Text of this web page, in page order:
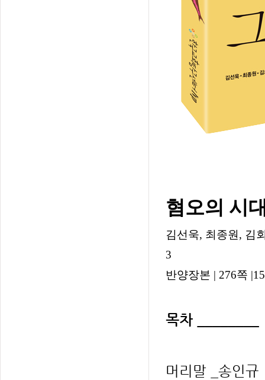
혐오의 시
김선욱, 최종원, 김
3
반양장본 | 276쪽
목차 ________
머리말 _송인규